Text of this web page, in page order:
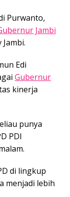
Purwanto,
Jambi
Edi
Gubernur
kinerja
punya
PDI
di lingkup
menjadi lebih